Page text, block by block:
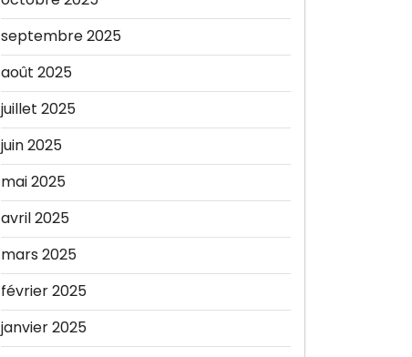
septembre 2025
août 2025
juillet 2025
juin 2025
mai 2025
avril 2025
mars 2025
février 2025
janvier 2025